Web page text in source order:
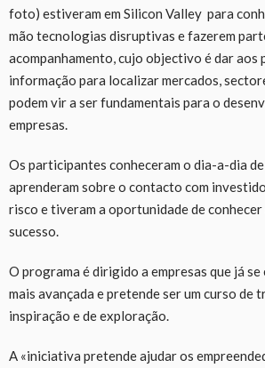
foto) estiveram em Silicon Valley para
mão tecnologias disruptivas e fazerem
acompanhamento, cujo objectivo é dar aos
informação para localizar mercados,
podem vir a ser fundamentais para o
empresas.
Os participantes conheceram o dia-a-dia
aprenderam sobre o contacto com
risco e tiveram a oportunidade de
sucesso.
O programa é dirigido a empresas que já
mais avançada e pretende ser um curso de
inspiração e de exploração.
A «iniciativa pretende ajudar os